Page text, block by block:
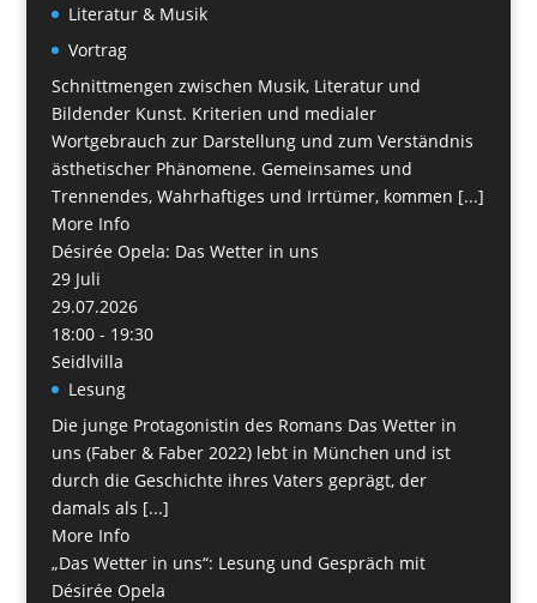
Literatur & Musik
Vortrag
Schnittmengen zwischen Musik, Literatur und
Bildender Kunst. Kriterien und medialer
Wortgebrauch zur Darstellung und zum Verständnis
ästhetischer Phänomene. Gemeinsames und
Trennendes, Wahrhaftiges und Irrtümer, kommen [...]
More Info
Désirée Opela: Das Wetter in uns
29 Juli
29.07.2026
18:00 - 19:30
Seidlvilla
Lesung
Die junge Protagonistin des Romans Das Wetter in
uns (Faber & Faber 2022) lebt in München und ist
durch die Geschichte ihres Vaters geprägt, der
damals als [...]
More Info
„Das Wetter in uns“: Lesung und Gespräch mit
Désirée Opela